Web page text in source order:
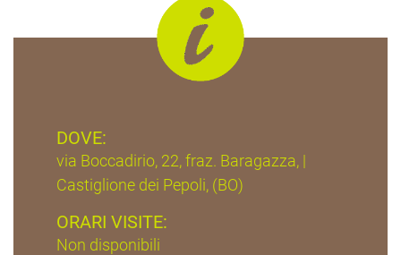
DOVE:
via Boccadirio, 22, fraz. Baragazza, |
Castiglione dei Pepoli, (BO)
ORARI VISITE:
Non disponibili